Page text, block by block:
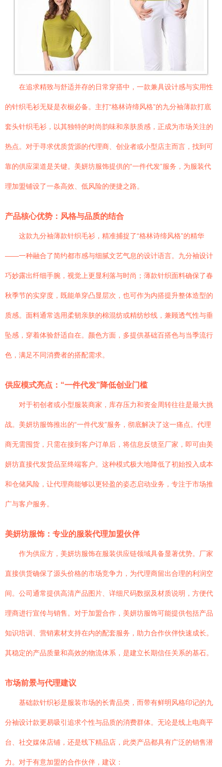
在追求精致与舒适并存的日常穿搭中，一款兼具设计感与实用性
的针织毛衫无疑是衣橱必备。主打“格林诗缔风格”的九分袖薄款打底
套头针织毛衫，以其独特的时尚韵味和亲肤质感，正成为市场关注的
热点。对于寻求优质货源的代理商、创业者或小型店主而言，找到可
靠的供应渠道是关键。美妍坊服饰提供的“一件代发”服务，为服装代
理加盟铺设了一条高效、低风险的便捷之路。
产品核心优势：风格与品质的结合
这款九分袖薄款针织毛衫，精准捕捉了“格林诗缔风格”的精华
——一种融合了简约都市感与细腻文艺气息的设计语言。九分袖设计
巧妙露出纤细手腕，视觉上更显利落与时尚；薄款针织面料确保了春
秋季节的实穿度，既能单穿凸显层次，也可作为内搭提升整体造型的
质感。面料通常选用柔韧亲肤的棉混纺或精纺纱线，兼顾透气性与垂
坠感，穿着体验舒适自在。颜色方面，多提供基础百搭色与当季流行
色，满足不同消费者的搭配需求。
供应模式亮点：“一件代发”降低创业门槛
对于初创者或小型服装商家，库存压力和资金周转往往是最大挑
战。美妍坊服饰推出的“一件代发”服务，彻底解决了这一痛点。代理
商无需囤货，只需在接到客户订单后，将信息反馈至厂家，即可由美
妍坊直接代发货品至终端客户。这种模式极大地降低了初始投入成本
和仓储风险，让代理商能够以更轻盈的姿态启动业务，专注于市场推
广与客户服务。
美妍坊服饰：专业的服装代理加盟伙伴
作为供应方，美妍坊服饰在服装供应链领域具备显著优势。厂家
直接供货确保了源头价格的市场竞争力，为代理商留出合理的利润空
间。公司通常提供高清产品图片、详细尺码数据及材质说明，方便代
理商进行宣传与销售。对于加盟合作，美妍坊服饰可能提供包括产品
知识培训、营销素材支持在内的配套服务，助力合作伙伴快速成长。
其稳定的产品质量和高效的物流体系，是建立长期信任关系的基石。
市场前景与代理建议
基础款针织衫是服装市场的长青品类，而带有鲜明风格印记的九
分袖设计款更易吸引追求个性与品质的消费群体。无论是线上电商平
台、社交媒体店铺，还是线下精品店，此类产品都具有广泛的销售潜
力。对于有意加盟的合作伙伴，建议：